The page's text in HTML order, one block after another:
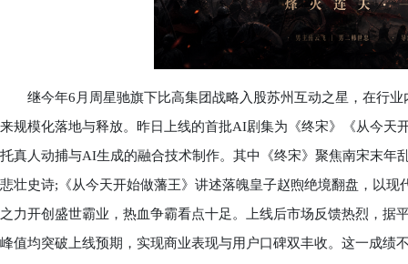
继今年6月周星驰旗下比高集团战略入股苏州互动之星，在行业
来规模化落地与释放。昨日上线的首批AI剧集为《终宋》《从今天
托真人动捕与AI生成的融合技术制作。其中《终宋》聚焦南宋末年
悲壮史诗;《从今天开始做藩王》讲述落魄皇子赵煦绝境翻盘，以
之力开创盛世霸业，热血争霸看点十足。上线后市场反馈热烈，据
峰值均突破上线预期，实现商业表现与用户口碑双丰收。这一成